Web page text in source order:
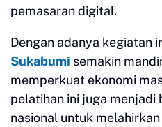
pemasaran digital.
Dengan adanya kegiatan
Sukabumi semakin
memperkuat ekonomi
pelatihan ini juga menjadi
nasional untuk